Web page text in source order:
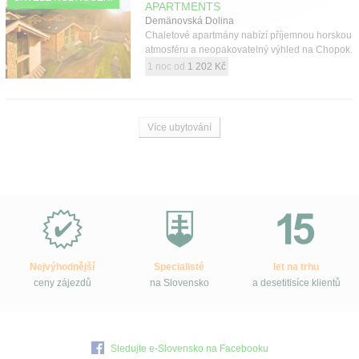
APARTMENTS
Demänovská Dolina
Chaletové apartmány nabízí příjemnou horskou
atmosféru a neopakovatelný výhled na Chopok.
1 noc od 1 202 Kč
Více ubytování
Slovensko.cz?
Nejvýhodnější
ceny zájezdů
Specialisté
na Slovensko
let na trhu
a desetitisíce klientů
Sledujte e-Slovensko na Facebooku